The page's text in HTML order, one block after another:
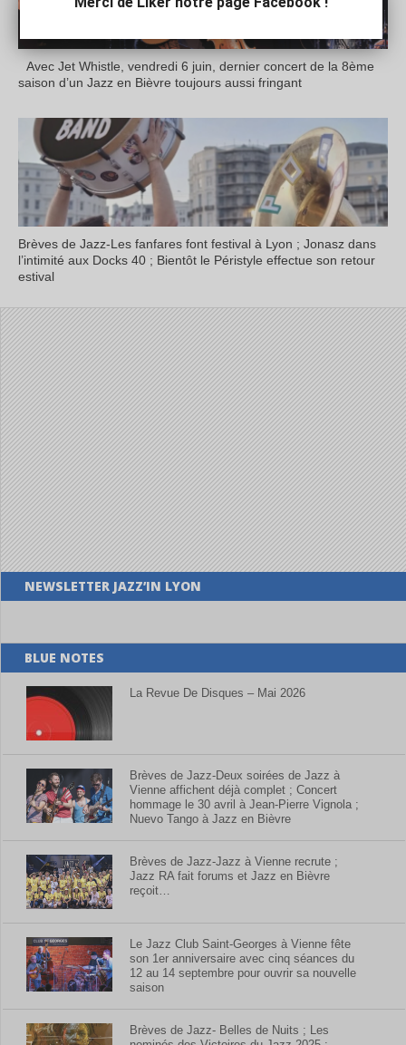
Avec Jet Whistle, vendredi 6 juin, dernier concert de la 8ème
saison d’un Jazz en Bièvre toujours aussi fringant
Brèves de Jazz-Les fanfares font festival à Lyon ; Jonasz dans
l’intimité aux Docks 40 ; Bientôt le Péristyle effectue son retour
estival
NEWSLETTER JAZZ’IN LYON
BLUE NOTES
La Revue De Disques – Mai 2026
Brèves de Jazz-Deux soirées de Jazz à
Vienne affichent déjà complet ; Concert
hommage le 30 avril à Jean-Pierre Vignola ;
Nuevo Tango à Jazz en Bièvre
Brèves de Jazz-Jazz à Vienne recrute ;
Jazz RA fait forums et Jazz en Bièvre
reçoit…
Le Jazz Club Saint-Georges à Vienne fête
son 1er anniversaire avec cinq séances du
12 au 14 septembre pour ouvrir sa nouvelle
saison
Brèves de Jazz- Belles de Nuits ; Les